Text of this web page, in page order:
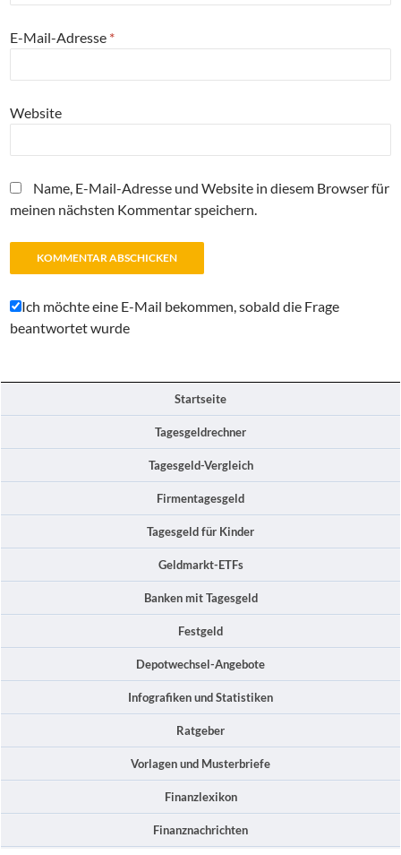
E-Mail-Adresse *
Website
Name, E-Mail-Adresse und Website in diesem Browser für
meinen nächsten Kommentar speichern.
Ich möchte eine E-Mail bekommen, sobald die Frage
beantwortet wurde
Startseite
Tagesgeldrechner
Tagesgeld-Vergleich
Firmentagesgeld
Tagesgeld für Kinder
Geldmarkt-ETFs
Banken mit Tagesgeld
Festgeld
Depotwechsel-Angebote
Infografiken und Statistiken
Ratgeber
Vorlagen und Musterbriefe
Finanzlexikon
Finanznachrichten